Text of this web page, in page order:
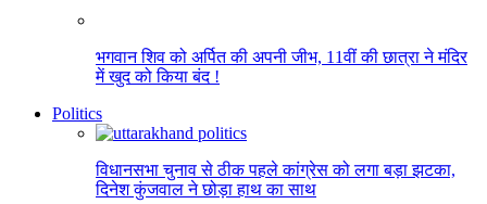
भगवान शिव को अर्पित की अपनी जीभ, 11वीं की छात्रा ने मंदिर
में खुद को किया बंद !
Politics
विधानसभा चुनाव से ठीक पहले कांग्रेस को लगा बड़ा झटका,
दिनेश कुंजवाल ने छोड़ा हाथ का साथ